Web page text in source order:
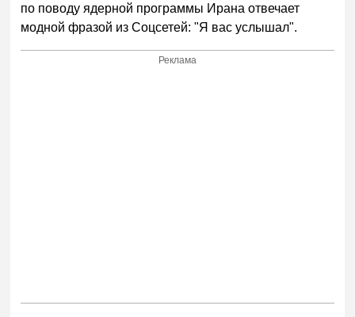
по поводу ядерной программы Ирана отвечает
модной фразой из Соцсетей: "Я вас услышал".
Реклама